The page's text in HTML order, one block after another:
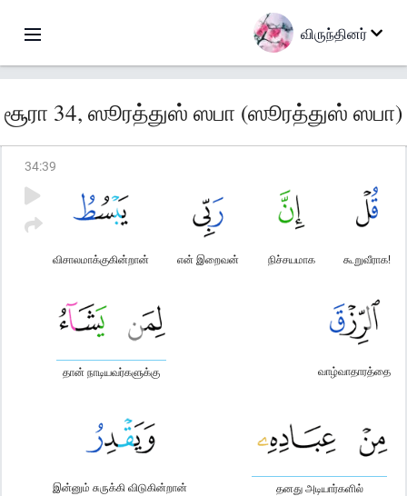
விருந்தினர்
சூரா 34, ஸூரத்துஸ் ஸபா (ஸூரத்துஸ் ஸபா)
34:39
கூறுவீராக!
நிச்சயமாக
என் இறைவன்
விசாலமாக்குகின்றான்
வாழ்வாதாரத்தை
தான் நாடியவர்களுக்கு
தனது அடியார்களில்
இன்னும் சுருக்கி விடுகின்றான்